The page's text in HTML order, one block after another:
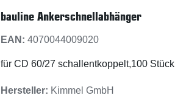
bauline Ankerschnellabhänger
EAN: 4070044009020
für CD 60/27 schallentkoppelt,100 Stück
Hersteller: Kimmel GmbH